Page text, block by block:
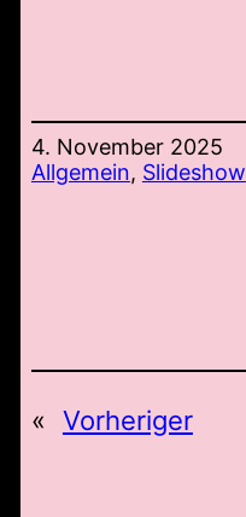
4. November 2025
Allgemein, Slideshow
« Vorheriger